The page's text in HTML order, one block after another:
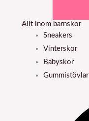
Allt inom barnskor
Sneakers
Vinterskor
Babyskor
Gummistövlar